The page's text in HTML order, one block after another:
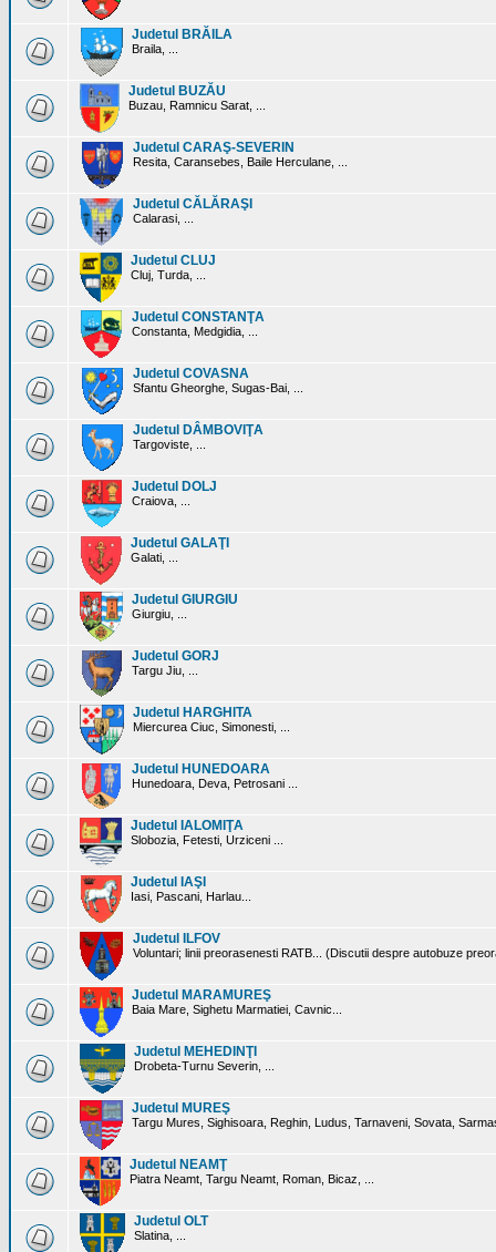
Judetul BRĂILA
Braila, ...
Judetul BUZĂU
Buzau, Ramnicu Sarat, ...
Judetul CARAŞ-SEVERIN
Resita, Caransebes, Baile Herculane, ...
Judetul CĂLĂRAŞI
Calarasi, ...
Judetul CLUJ
Cluj, Turda, ...
Judetul CONSTANŢA
Constanta, Medgidia, ...
Judetul COVASNA
Sfantu Gheorghe, Sugas-Bai, ...
Judetul DÂMBOVIŢA
Targoviste, ...
Judetul DOLJ
Craiova, ...
Judetul GALAŢI
Galati, ...
Judetul GIURGIU
Giurgiu, ...
Judetul GORJ
Targu Jiu, ...
Judetul HARGHITA
Miercurea Ciuc, Simonesti, ...
Judetul HUNEDOARA
Hunedoara, Deva, Petrosani ...
Judetul IALOMIŢA
Slobozia, Fetesti, Urziceni ...
Judetul IAŞI
Iasi, Pascani, Harlau...
Judetul ILFOV
Voluntari; linii preorasenesti RATB... (Discutii despre autobuze
Judetul MARAMUREŞ
Baia Mare, Sighetu Marmatiei, Cavnic...
Judetul MEHEDINŢI
Drobeta-Turnu Severin, ...
Judetul MUREŞ
Targu Mures, Sighisoara, Reghin, Ludus, Tarnaveni, Sovata,
Judetul NEAMŢ
Piatra Neamt, Targu Neamt, Roman, Bicaz, ...
Judetul OLT
Slatina, ...